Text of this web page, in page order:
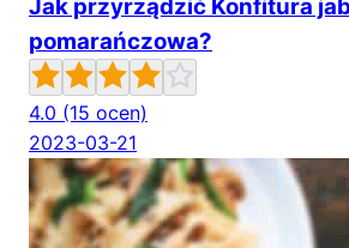
Jak przyrządzić Konfitura
pomarańczowa?
4.0 (15 ocen)
2023-03-21